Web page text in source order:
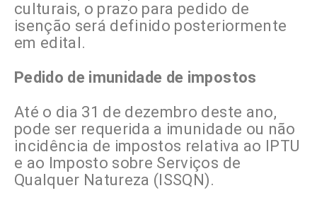
culturais, o prazo para pedido de
isenção será definido posteriormente
em edital.
Pedido de imunidade de impostos
Até o dia 31 de dezembro deste ano,
pode ser requerida a imunidade ou não
incidência de impostos relativa ao IPTU
e ao Imposto sobre Serviços de
Qualquer Natureza (ISSQN).